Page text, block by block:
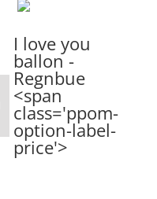
I love you
ballon -
Regnbue
<span
class='ppom-
option-label-
price'>